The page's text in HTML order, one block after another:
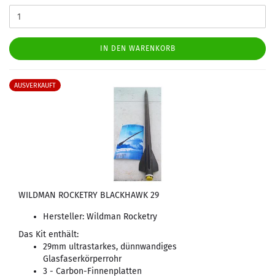
IN DEN WARENKORB
AUSVERKAUFT
WILDMAN ROCKETRY BLACKHAWK 29
Hersteller: Wildman Rocketry
Das Kit enthält:
29mm ultrastarkes, dünnwandiges
Glasfaserkörperrohr
3 - Carbon-Finnenplatten